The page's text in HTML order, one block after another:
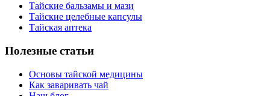
Тайские бальзамы и мази
Тайские целебные капсулы
Тайская аптека
Полезные статьи
Основы тайской медицины
Как заваривать чай